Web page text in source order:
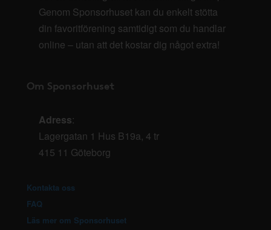
Genom Sponsorhuset kan du enkelt stötta
din favoritförening samtidigt som du handlar
online – utan att det kostar dig något extra!
Om Sponsorhuset
Adress:
Lagergatan 1 Hus B19a, 4 tr
415 11 Göteborg
Kontakta oss
FAQ
Läs mer om Sponsorhuset